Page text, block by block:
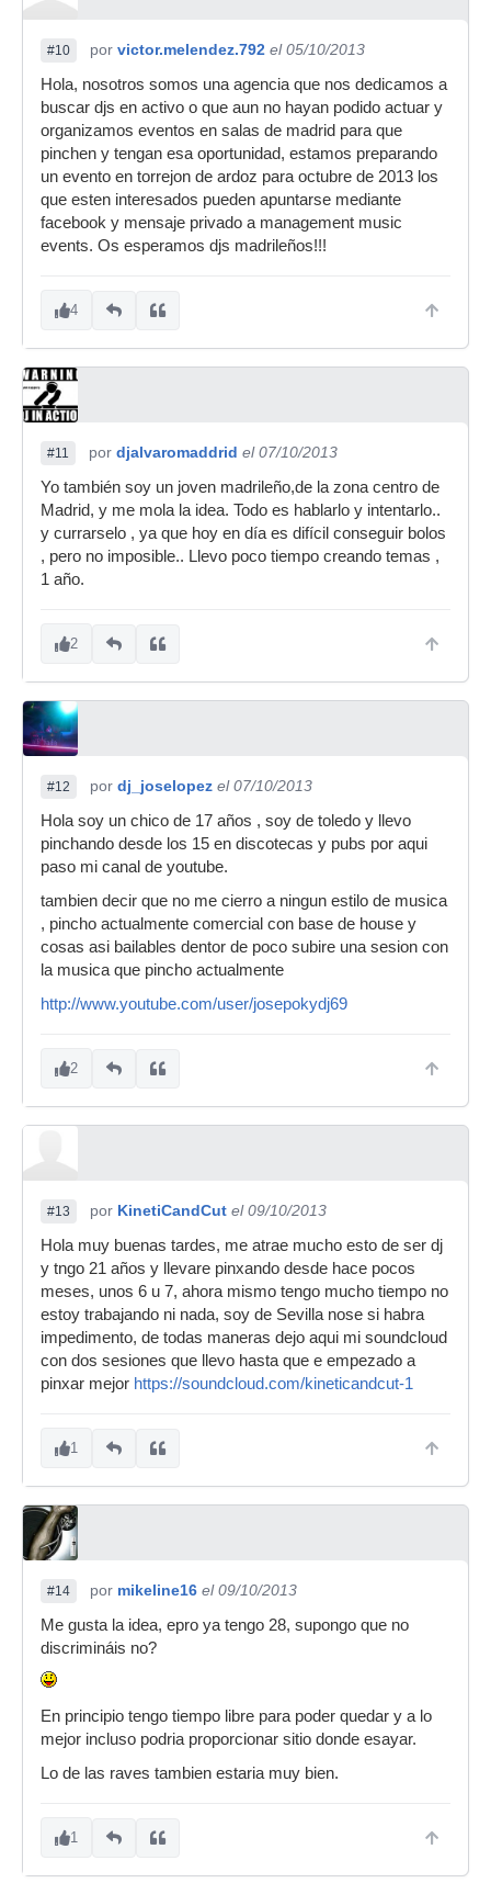
#10 por victor.melendez.792 el 05/10/2013
Hola, nosotros somos una agencia que nos dedicamos a
buscar djs en activo o que aun no hayan podido actuar y
organizamos eventos en salas de madrid para que
pinchen y tengan esa oportunidad, estamos preparando
un evento en torrejon de ardoz para octubre de 2013 los
que esten interesados pueden apuntarse mediante
facebook y mensaje privado a management music
events. Os esperamos djs madrileños!!!
4
#11 por djalvaromaddrid el 07/10/2013
Yo también soy un joven madrileño,de la zona centro de
Madrid, y me mola la idea. Todo es hablarlo y intentarlo..
y currarselo , ya que hoy en día es difícil conseguir bolos
, pero no imposible.. Llevo poco tiempo creando temas ,
1 año.
2
#12 por dj_joselopez el 07/10/2013
Hola soy un chico de 17 años , soy de toledo y llevo
pinchando desde los 15 en discotecas y pubs por aqui
paso mi canal de youtube.
tambien decir que no me cierro a ningun estilo de musica
, pincho actualmente comercial con base de house y
cosas asi bailables dentor de poco subire una sesion con
la musica que pincho actualmente
http://www.youtube.com/user/josepokydj69
2
#13 por KinetiCandCut el 09/10/2013
Hola muy buenas tardes, me atrae mucho esto de ser dj
y tngo 21 años y llevare pinxando desde hace pocos
meses, unos 6 u 7, ahora mismo tengo mucho tiempo no
estoy trabajando ni nada, soy de Sevilla nose si habra
impedimento, de todas maneras dejo aqui mi soundcloud
con dos sesiones que llevo hasta que e empezado a
pinxar mejor https://soundcloud.com/kineticandcut-1
1
#14 por mikeline16 el 09/10/2013
Me gusta la idea, epro ya tengo 28, supongo que no
discrimináis no?
En principio tengo tiempo libre para poder quedar y a lo
mejor incluso podria proporcionar sitio donde esayar.
Lo de las raves tambien estaria muy bien.
1